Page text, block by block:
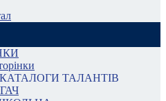
ТАЛАНТІВ